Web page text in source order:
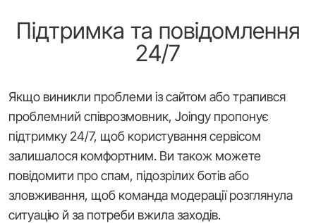
Підтримка та повідомлення
24/7
Якщо виникли проблеми із сайтом або трапився
проблемний співрозмовник, Joingy пропонує
підтримку 24/7, щоб користування сервісом
залишалося комфортним. Ви також можете
повідомити про спам, підозрілих ботів або
зловживання, щоб команда модерації розглянула
ситуацію й за потреби вжила заходів.